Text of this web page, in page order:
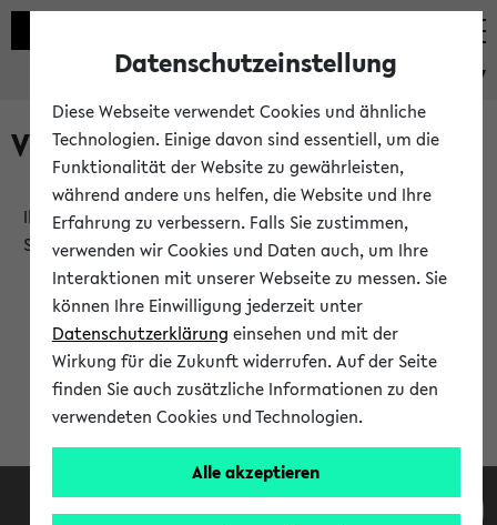
eKVV
Verlauf
Ihr Verlauf ist leer. Er wird sich im Verlauf Ihrer eKVV
Sitzung füllen.
Datenschutzeinstellung
Diese Webseite verwendet Cookies und ähnliche
Technologien. Einige davon sind essentiell, um die
Funktionalität der Website zu gewährleisten,
während andere uns helfen, die Website und Ihre
Erfahrung zu verbessern. Falls Sie zustimmen,
verwenden wir Cookies und Daten auch, um Ihre
Interaktionen mit unserer Webseite zu messen. Sie
können Ihre Einwilligung jederzeit unter
Datenschutzerklärung einsehen und mit der
Wirkung für die Zukunft widerrufen. Auf der Seite
finden Sie auch zusätzliche Informationen zu den
verwendeten Cookies und Technologien.
Alle akzeptieren